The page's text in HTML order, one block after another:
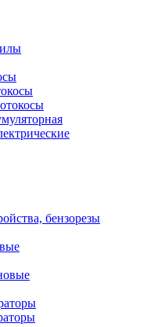
бензорезы